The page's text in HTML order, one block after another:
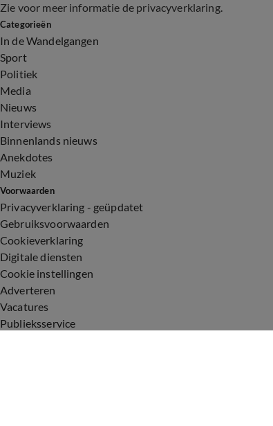
Zie voor meer informatie de privacyverklaring.
Categorieën
In de Wandelgangen
Sport
Politiek
Media
Nieuws
Interviews
Binnenlands nieuws
Anekdotes
Muziek
Voorwaarden
Privacyverklaring - geüpdatet
Gebruiksvoorwaarden
Cookieverklaring
Digitale diensten
Cookie instellingen
Adverteren
Vacatures
Publieksservice